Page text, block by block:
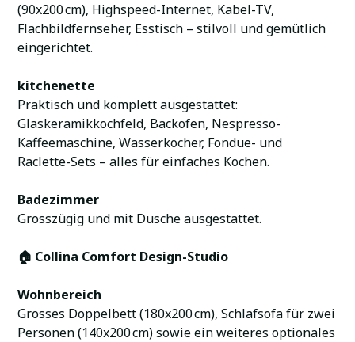
(90x200 cm), Highspeed-Internet, Kabel-TV,
Flachbildfernseher, Esstisch – stilvoll und gemütlich
eingerichtet.
kitchenette
Praktisch und komplett ausgestattet:
Glaskeramikkochfeld, Backofen, Nespresso-
Kaffeemaschine, Wasserkocher, Fondue- und
Raclette-Sets – alles für einfaches Kochen.
Badezimmer
Grosszügig und mit Dusche ausgestattet.
🏠 Collina Comfort Design-Studio
Wohnbereich
Grosses Doppelbett (180x200 cm), Schlafsofa für zwei
Personen (140x200 cm) sowie ein weiteres optionales